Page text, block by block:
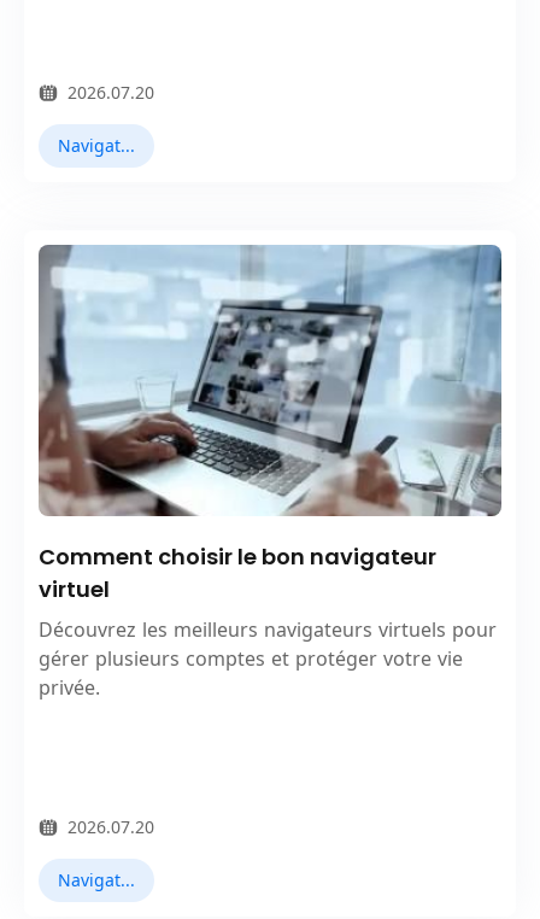
2026.07.20
Navigateur Virtuel
Comment choisir le bon navigateur
virtuel
Découvrez les meilleurs navigateurs virtuels pour
gérer plusieurs comptes et protéger votre vie
privée.
2026.07.20
Navigateur Virtuel